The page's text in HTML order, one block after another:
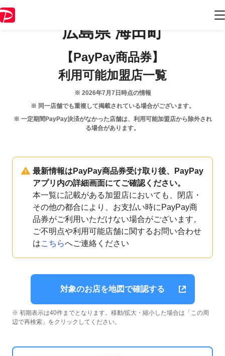
広島県 海田町
【PayPay商品券】
利用可能加盟店一覧
※ 2026年7月7日 時点の情報
※ 同一店舗でも重複して掲載されている場合がございます。
※ 一定期間PayPay決済がなかった店舗は、利用可能加盟店から除外され
る場合があります。
最新情報はPayPay商品券受け取り後、PayPay
アプリ内の詳細画面にてご確認ください。
本一覧に記載がある加盟店においても、閉店・
その他の都合により、お支払い時にPayPay商
品券がご利用いただけない場合がございます。
ご不明点や利用可能店舗に関するお問い合わせ
はこちらへご連絡ください
対象のお店を地図で確認する
※ 初期表示は40件までとなります。移動/拡大・縮小した場合は「この周
辺で再検索」をクリックしてください。